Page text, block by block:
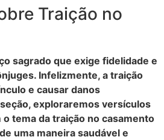
Traição no
sagrado que exige fidelidade e
Infelizmente, a traição
e causar danos
exploraremos versículos
tema da traição no casamento
uma maneira saudável e